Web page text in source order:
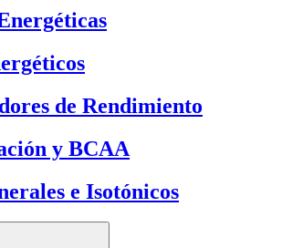
de Rendimiento
y BCAA
e Isotónicos